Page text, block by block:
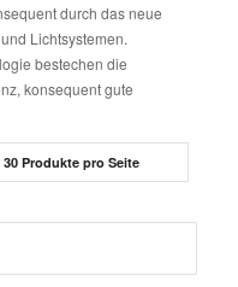
durch das neue
Lichtsystemen.
bestechen die
konsequent gute
30 Produkte pro Seite